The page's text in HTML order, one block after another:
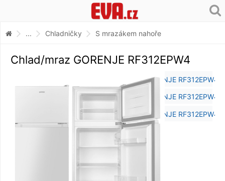
... Chladničky S mrazákem nahoře
Chlad/mraz GORENJE RF312EPW4